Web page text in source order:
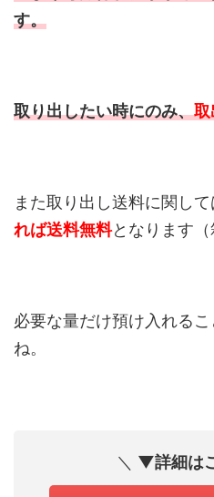
す。
取り出したい時にのみ、取
また取り出し送料に関して
れば送料無料となります（
必要な量だけ預け入れる
ね。
＼ ▼詳細は